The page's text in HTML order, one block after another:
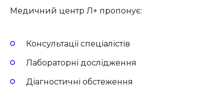
Медичний центр Л+ пропонує:
Консультації спеціалістів
Лабораторні дослідження
Діагностичні обстеження